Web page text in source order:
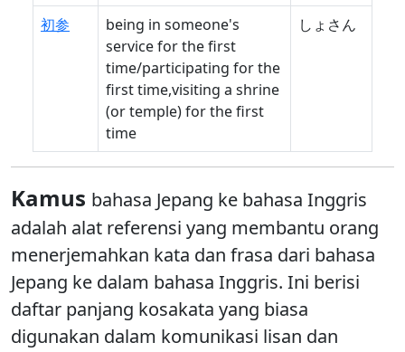
初参
being in someone's
service for the first
time/participating for the
first time,visiting a shrine
(or temple) for the first
time
しょさん
Kamus bahasa Jepang ke bahasa Inggris
adalah alat referensi yang membantu orang
menerjemahkan kata dan frasa dari bahasa
Jepang ke dalam bahasa Inggris. Ini berisi
daftar panjang kosakata yang biasa
digunakan dalam komunikasi lisan dan